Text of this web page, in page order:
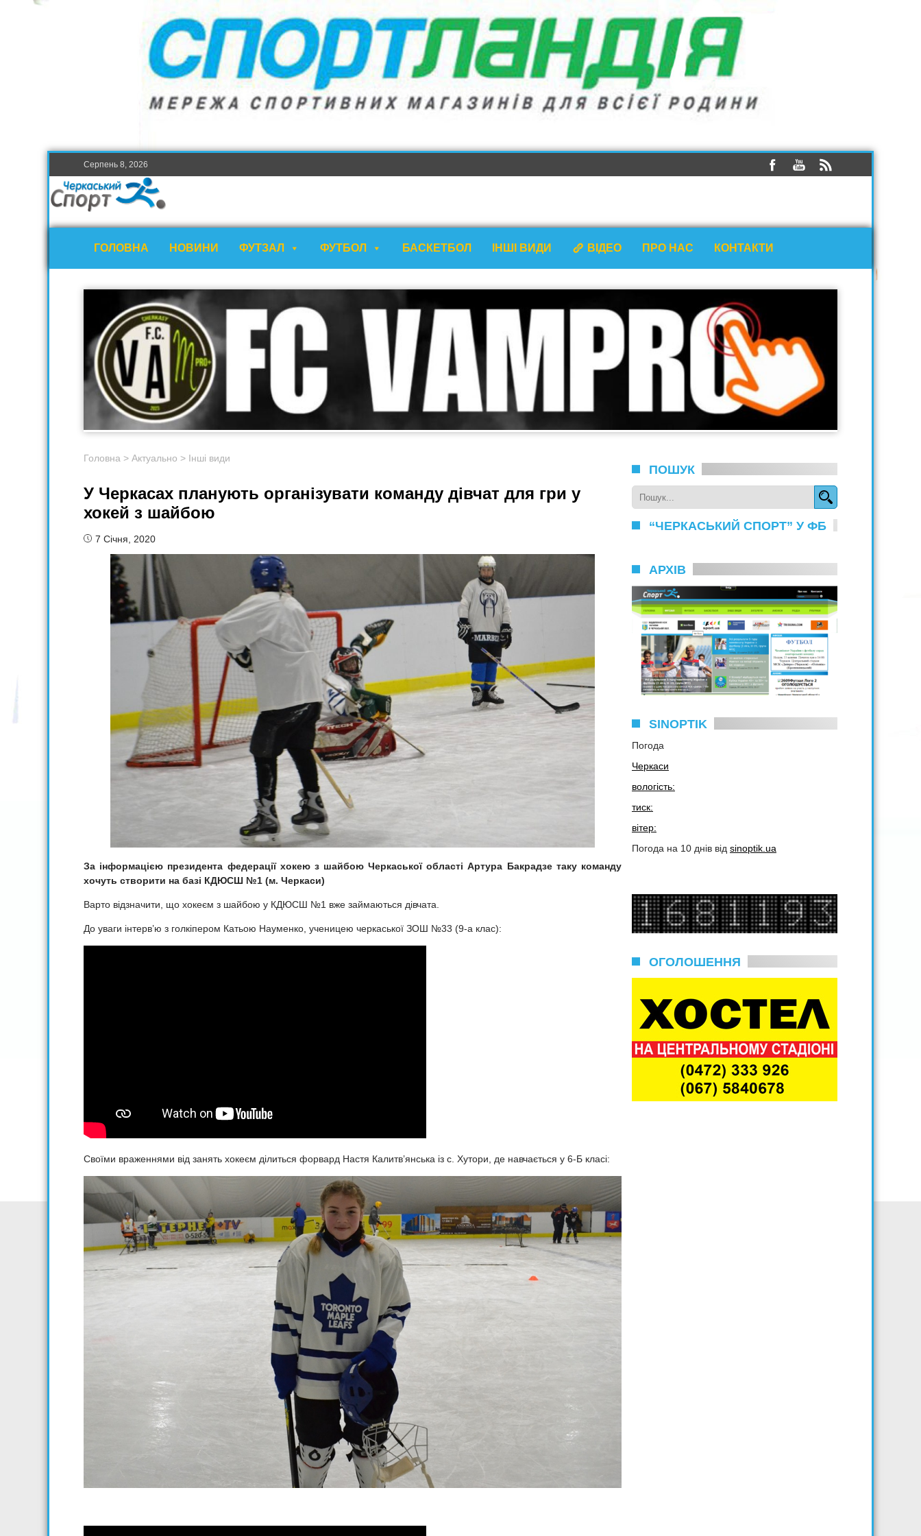
Серпень 8, 2026
ГОЛОВНА НОВИНИ ФУТЗАЛ ФУТБОЛ БАСКЕТБОЛ ІНШІ ВИДИ ВІДЕО ПРО НАС КОНТАКТИ
Головна > Актуально > Інші види
У Черкасах планують організувати команду дівчат для гри у
хокей з шайбою
7 Січня, 2020
За інформацією президента федерації хокею з шайбою Черкаської області Артура Бакрадзе таку команду
хочуть створити на базі КДЮСШ №1 (м. Черкаси)
Варто відзначити, що хокеєм з шайбою у КДЮСШ №1 вже займаються дівчата.
До уваги інтерв’ю з голкіпером Катьою Науменко, ученицею черкаської ЗОШ №33 (9-а клас):
Своїми враженнями від занять хокеєм ділиться форвард Настя Калитв’янська із с. Хутори, де навчається у 6-Б класі:
ПОШУК
“ЧЕРКАСЬКИЙ СПОРТ” У ФБ
АРХІВ
SINOPTIK
Погода
Черкаси
вологість:
тиск:
вітер:
Погода на 10 днів від sinoptik.ua
ОГОЛОШЕННЯ